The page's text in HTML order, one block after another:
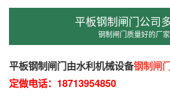
平板钢制闸门公司
钢制闸门质量好的厂家
平板钢制闸门由水利机械设备钢制闸
定做电话： 18713954850